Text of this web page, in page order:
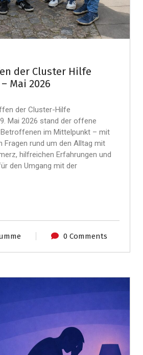
der Cluster Hilfe
Mai 2026
der Cluster-Hilfe
Mai 2026 stand der offene
im Mittelpunkt – mit
Fragen rund um den Alltag mit
hilfreichen Erfahrungen und
den Umgang mit der
0 Comments